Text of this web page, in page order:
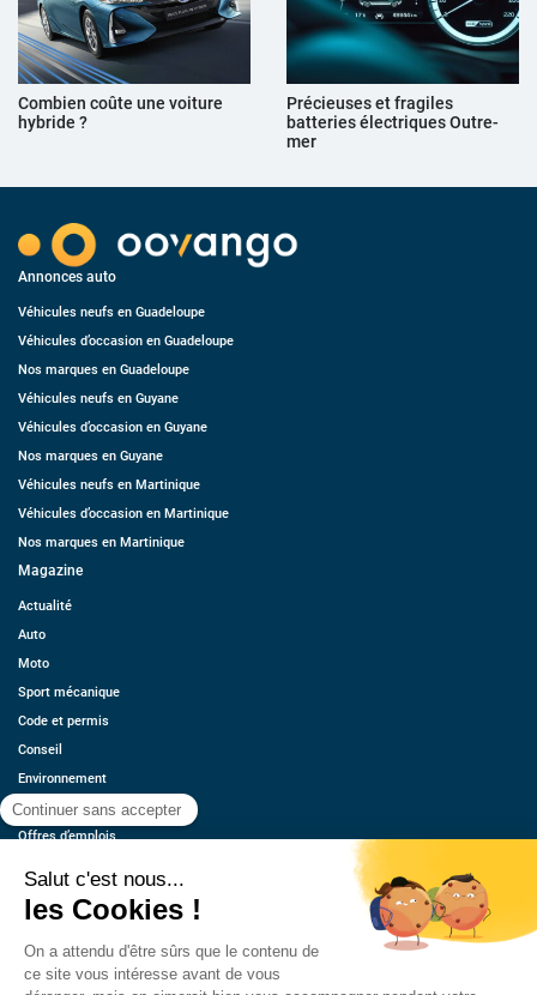
Combien coûte une voiture
hybride ?
Précieuses et fragiles
batteries électriques Outre-
mer
Annonces auto
Véhicules neufs en Guadeloupe
Véhicules d’occasion en Guadeloupe
Nos marques en Guadeloupe
Véhicules neufs en Guyane
Véhicules d’occasion en Guyane
Nos marques en Guyane
Véhicules neufs en Martinique
Véhicules d’occasion en Martinique
Nos marques en Martinique
Magazine
Actualité
Auto
Moto
Sport mécanique
Code et permis
Conseil
Environnement
Économie
Offres d’emplois
Contact
Estimez votre voiture